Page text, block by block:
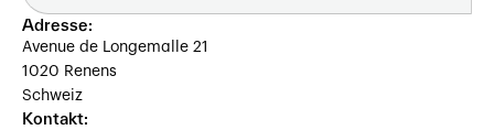
Adresse:
Avenue de Longemalle 21
1020 Renens
Schweiz
Kontakt: